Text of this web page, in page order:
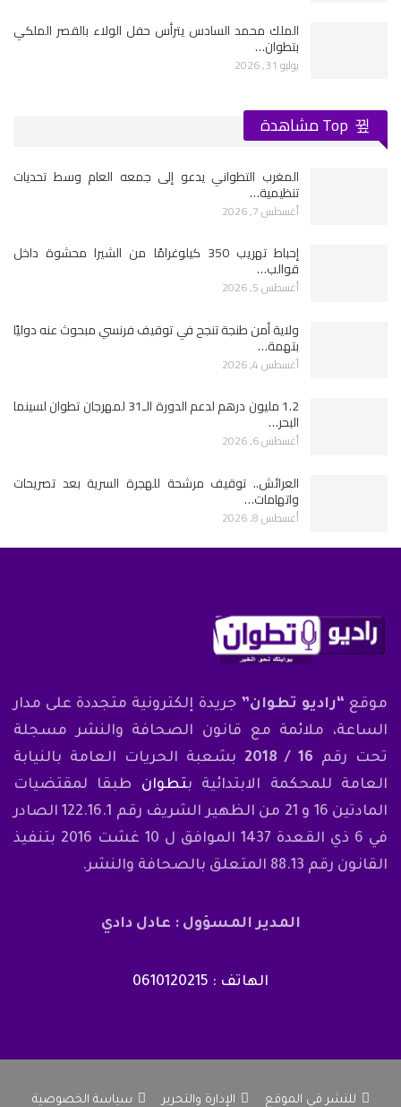
الملك محمد السادس يترأس حفل الولاء بالقصر الملكي
بتطوان…
يوليو 31, 2026
المغرب التطواني يدعو إلى جمعه العام وسط تحديات
تنظيمية…
أغسطس 7, 2026
إحباط تهريب 350 كيلوغرامًا من الشيرا محشوة داخل
قوالب…
أغسطس 5, 2026
ولاية أمن طنجة تنجح في توقيف فرنسي مبحوث عنه دوليًا
بتهمة…
أغسطس 4, 2026
1.2 مليون درهم لدعم الدورة الـ31 لمهرجان تطوان لسينما
البحر…
أغسطس 6, 2026
العرائش.. توقيف مرشحة للهجرة السرية بعد تصريحات
واتهامات…
أغسطس 8, 2026
موقع “راديو تطوان” جريدة إلكترونية متجددة على مدار
الساعة، ملائمة مع قانون الصحافة والنشر مسجلة
تحت رقم 16 / 2018
بشعبة الحريات العامة بالنيابة
العامة للمحكمة الابتدائية بتطوان طبقا لمقتضيات
المادتين 16 و 21 من الظهير الشريف رقم 122.16.1 الصادر
في 6 ذي القعدة 1437 الموافق ل 10 غشت 2016 بتنفيذ
القانون رقم 88.13 المتعلق بالصحافة والنشر.
المدير المسؤول : عادل دادي
الهاتف : 0610120215
للنشر في الموقع الإدارة والتحرير سياسة الخصوصية